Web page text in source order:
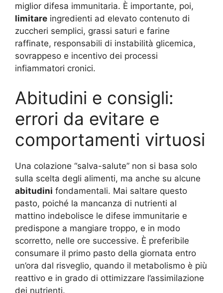
miglior difesa immunitaria. È importante, poi,
limitare ingredienti ad elevato contenuto di
zuccheri semplici, grassi saturi e farine
raffinate, responsabili di instabilità glicemica,
sovrappeso e incentivo dei processi
infiammatori cronici.
Abitudini e consigli:
errori da evitare e
comportamenti virtuosi
Una colazione “salva-salute” non si basa solo
sulla scelta degli alimenti, ma anche su alcune
abitudini fondamentali. Mai saltare questo
pasto, poiché la mancanza di nutrienti al
mattino indebolisce le difese immunitarie e
predispone a mangiare troppo, e in modo
scorretto, nelle ore successive. È preferibile
consumare il primo pasto della giornata entro
un’ora dal risveglio, quando il metabolismo è più
reattivo e in grado di ottimizzare l’assimilazione
dei nutrienti.